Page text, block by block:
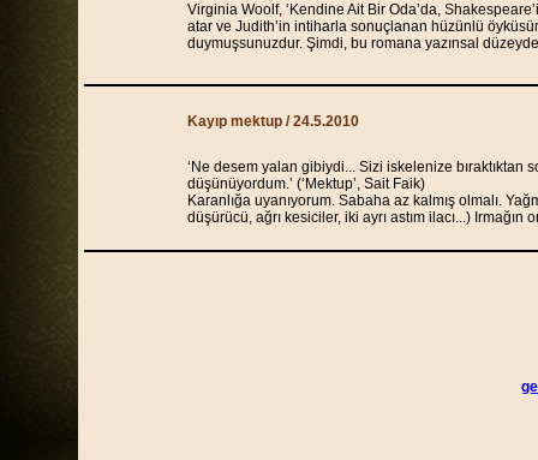
Virginia Woolf, ‘Kendine Ait Bir Oda’da,
atar ve Judith’in intiharla sonuçlanan hüzünlü
duymuşsunuzdur. Şimdi, bu romana yazınsal
Kayıp mektup / 24.5.2010
‘Ne desem yalan gibiydi... Sizi iskelenize bıraktıktan
düşünüyordum.’ (‘Mektup’, Sait Faik)
Karanlığa uyanıyorum. Sabaha az kalmış olmalı.
düşürücü, ağrı kesiciler, iki ayrı astım ilacı...) Irmağın